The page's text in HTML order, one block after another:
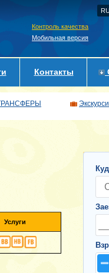
Контроль качества
Мобильная версия
Контакты
Услуги